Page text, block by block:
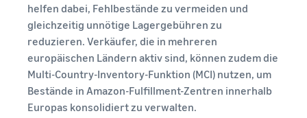
helfen dabei, Fehlbestände zu vermeiden und
gleichzeitig unnötige Lagergebühren zu
reduzieren. Verkäufer, die in mehreren
europäischen Ländern aktiv sind, können zudem die
Multi-Country-Inventory-Funktion (MCI) nutzen, um
Bestände in Amazon-Fulfillment-Zentren innerhalb
Europas konsolidiert zu verwalten.